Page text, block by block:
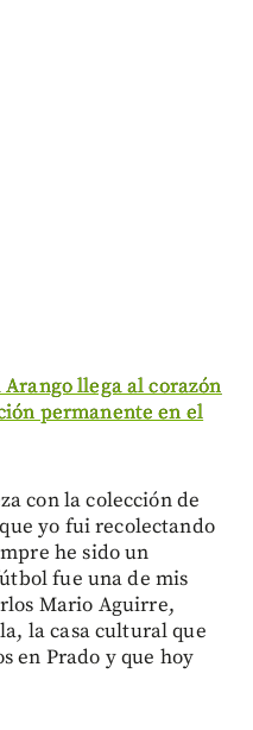
Arango llega al corazón
permanente en el
con la colección de
yo fui recolectando
he sido un
fue una de mis
Mario Aguirre,
la casa cultural que
en Prado y que hoy